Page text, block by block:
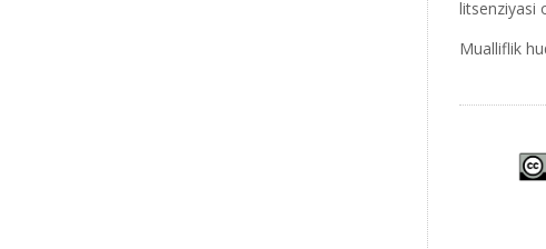
litsenziyasi
Mualliflik